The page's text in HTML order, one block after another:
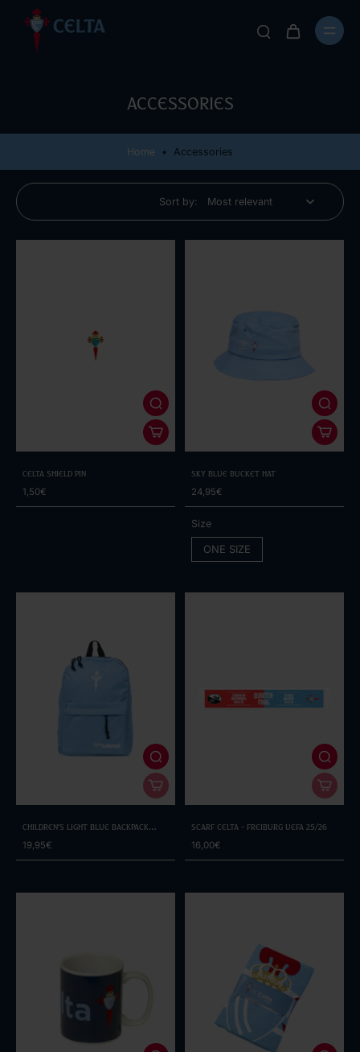
Accessories
Home • Accessories
Sort by:
Celta Shield Pin
1,50€
Sky Blue Bucket Hat
24,95€
Size
ONE SIZE
Children's Light Blue Backpack
with Crest
19,95€
SCARF CELTA - FREIBURG UEFA 25/26
16,00€